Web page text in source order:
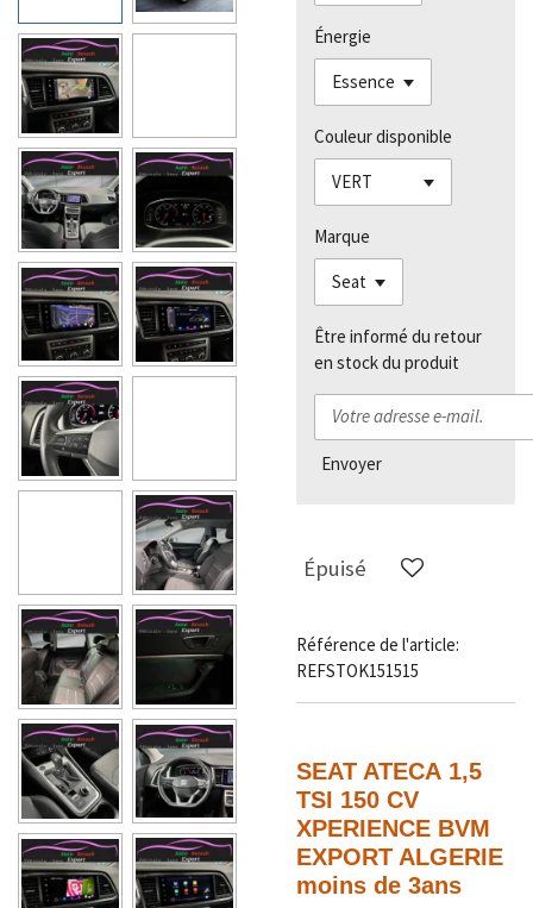
Énergie
Couleur disponible
Marque
Être informé du retour
en stock du produit
Envoyer
Épuisé
Référence de l'article:
REFSTOK151515
SEAT ATECA 1,5
TSI 150 CV
XPERIENCE BVM
EXPORT ALGERIE
moins de 3ans